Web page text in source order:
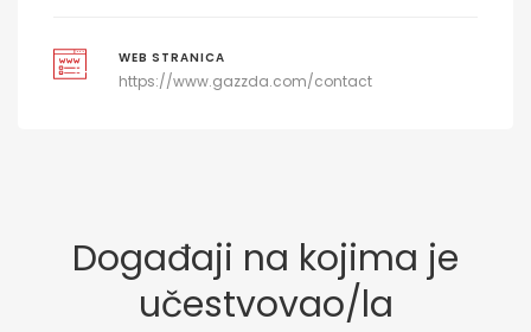
WEB STRANICA
https://www.gazzda.com/contact
Događaji na kojima je
učestvovao/la